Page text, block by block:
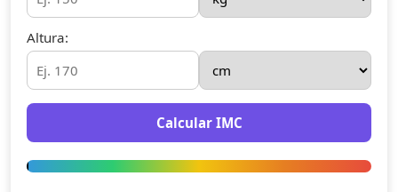
Altura:
Calcular IMC